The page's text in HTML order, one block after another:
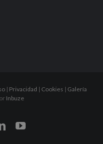
| Privacidad | Cookies | Galería
Inbuze
LinkedInYouTube